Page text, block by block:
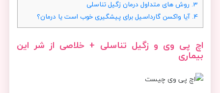
3. روش های متداول درمان زگیل تناسلی
4. آیا واکسن گارداسیل برای پیشگیری خوب است یا درمان؟
اچ پی وی و زگیل تناسلی + خلاصی از شر این
بیماری